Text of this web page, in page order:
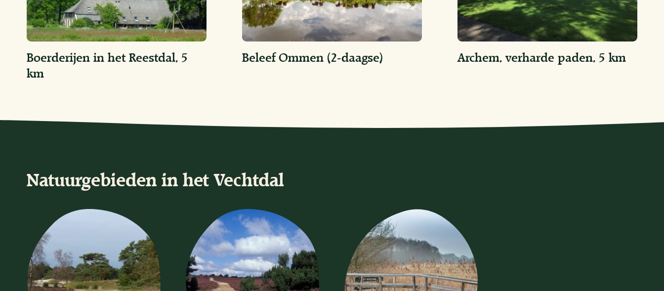
Boerderijen in het Reestdal, 5
km
Beleef Ommen (2-daagse) Archem, verharde paden, 5 km
Natuurgebieden in het Vechtdal